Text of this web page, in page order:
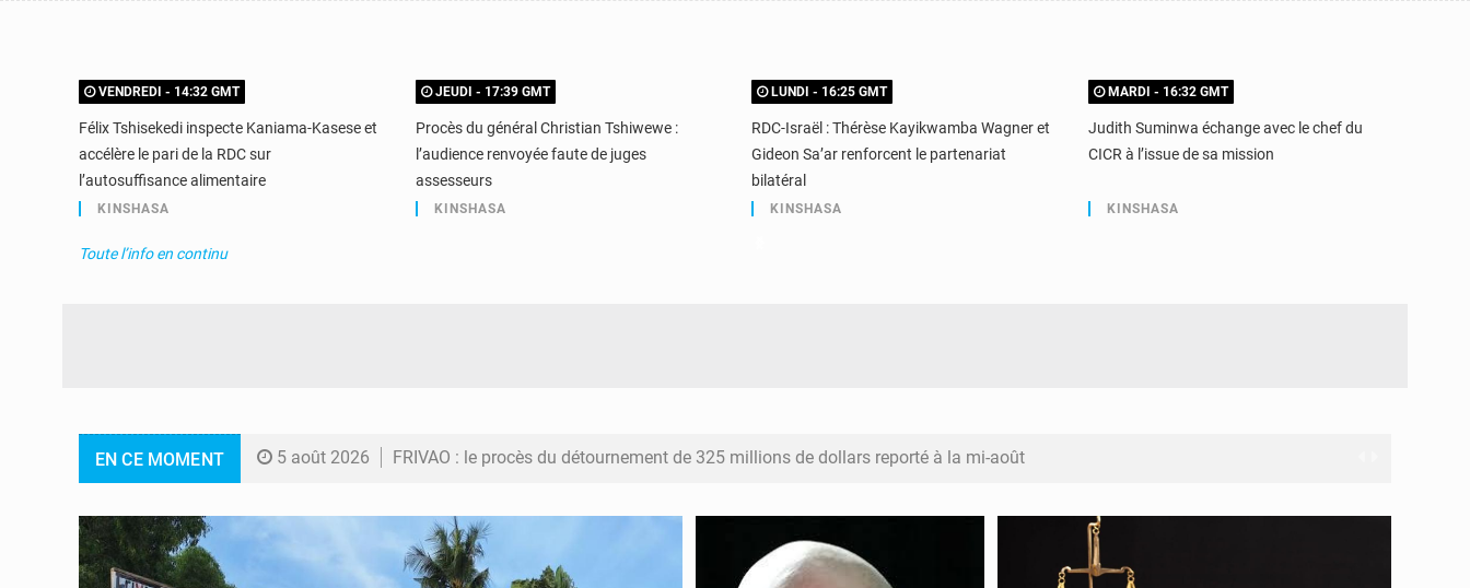
VENDREDI - 14:32 GMT
Félix Tshisekedi inspecte Kaniama-Kasese et
accélère le pari de la RDC sur
l’autosuffisance alimentaire
KINSHASA
JEUDI - 17:39 GMT
Procès du général Christian Tshiwewe :
l’audience renvoyée faute de juges
assesseurs
KINSHASA
LUNDI - 16:25 GMT
RDC-Israël : Thérèse Kayikwamba Wagner et
Gideon Sa’ar renforcent le partenariat
bilatéral
KINSHASA
MARDI - 16:32 GMT
Judith Suminwa échange avec le chef du
CICR à l’issue de sa mission
KINSHASA
Toute l’info en continu
EN CE MOMENT 5 août 2026 FRIVAO : le procès du détournement de 325 millions de dollars reporté à la mi-août
5 août 2026 Génocide, guerres et pillages : La RDC obtient un calendrier judiciaire contre le Rwanda à la CIJ